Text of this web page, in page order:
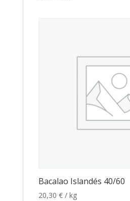
Bacalao Islandés 40/60
20,30 € / kg